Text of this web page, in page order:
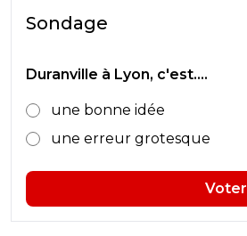
Sondage
Duranville à Lyon, c'est....
une bonne idée
une erreur grotesque
Voter